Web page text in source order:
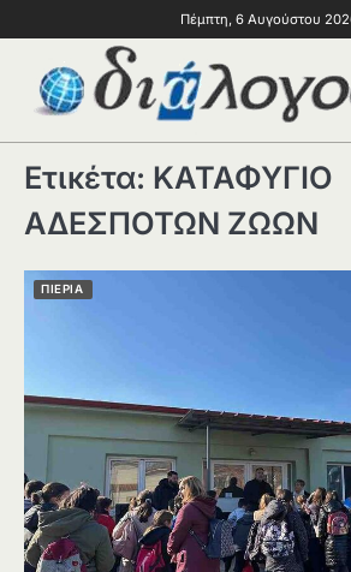
Πέμπτη, 6 Αυγούστου
Ετικέτα: ΚΑΤΑΦΥΓΙΟ
ΑΔΕΣΠΟΤΩΝ ΖΩΩΝ
ΠΙΕΡΙΑ